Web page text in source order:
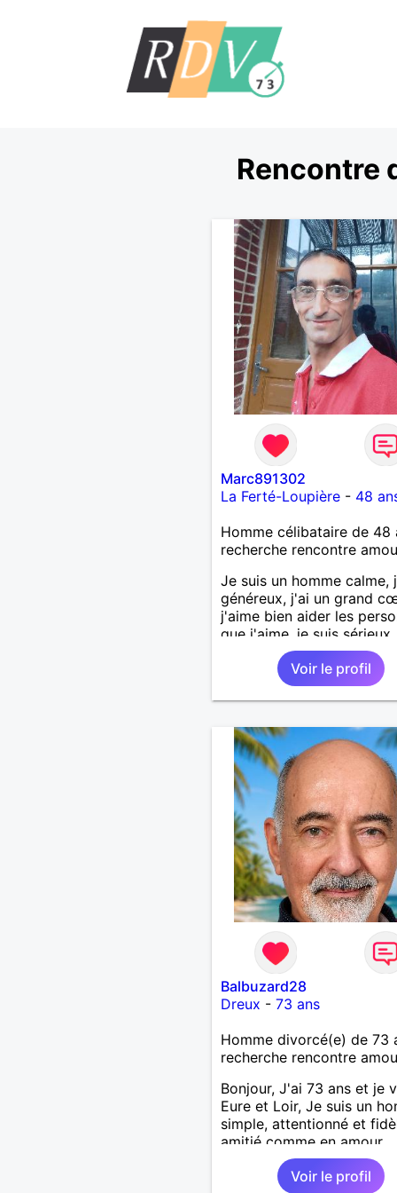
Rencontre
Marc891302
La Ferté-Loupière- 48
Homme célibataire de 48
recherche rencontre
Je suis un homme calme,
généreux, j'ai un grand
j'aime bien aider les
que j'aime, je suis
sincère, je suis honnête,
pas qu'on joue avec moi et
j'aime pas les mensonges.
cherche une relation
Voir le profil
Balbuzard28
Dreux - 73 ans
Homme divorcé(e) de 73
recherche rencontre
Bonjour, J'ai 73 ans et je
Eure et Loir, Je suis un
simple, attentionné et
amitié comme en amour.
J'apprécie les petits
du quotidien; une
Voir le profil